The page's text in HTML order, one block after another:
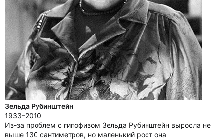
Зельда Рубинштейн
1933–2010
Из-за проблем с гипофизом Зельда Рубинштейн выросла не
выше 130 сантиметров, но маленький рост она